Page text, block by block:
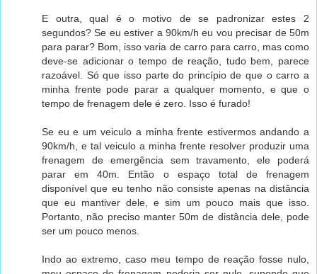
E outra, qual é o motivo de se padronizar estes 2
segundos? Se eu estiver a 90km/h eu vou precisar de 50m
para parar? Bom, isso varia de carro para carro, mas como
deve-se adicionar o tempo de reação, tudo bem, parece
razoável. Só que isso parte do princípio de que o carro a
minha frente pode parar a qualquer momento, e que o
tempo de frenagem dele é zero. Isso é furado!
Se eu e um veiculo a minha frente estivermos andando a
90km/h, e tal veiculo a minha frente resolver produzir uma
frenagem de emergência sem travamento, ele poderá
parar em 40m. Então o espaço total de frenagem
disponível que eu tenho não consiste apenas na distância
que eu mantiver dele, e sim um pouco mais que isso.
Portanto, não preciso manter 50m de distância dele, pode
ser um pouco menos.
Indo ao extremo, caso meu tempo de reação fosse nulo,